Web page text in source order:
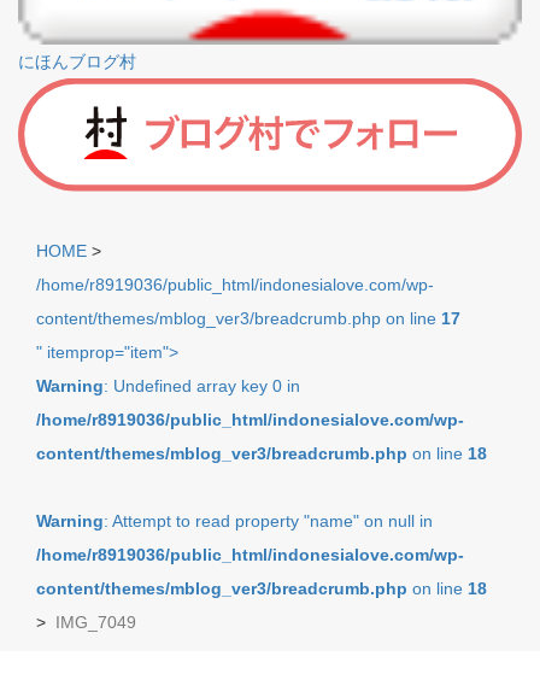
にほんブログ村
HOME >
/home/r8919036/public_html/indonesialove.com/wp-
content/themes/mblog_ver3/breadcrumb.php on line 17
" itemprop="item">
Warning: Undefined array key 0 in
/home/r8919036/public_html/indonesialove.com/wp-
content/themes/mblog_ver3/breadcrumb.php on line 18
Warning: Attempt to read property "name" on null in
/home/r8919036/public_html/indonesialove.com/wp-
content/themes/mblog_ver3/breadcrumb.php on line 18
> IMG_7049